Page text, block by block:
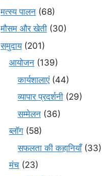
मत्स्य पालन (68)
मौसम और खेती (30)
समुदाय(201)
आयोजन (139)
कार्यशालाएं(44)
व्यापार प्रदर्शनी (29)
सम्मेलन (36)
ब्लॉग (58)
सफलता की कहानियाँ(33)
मंच (23)